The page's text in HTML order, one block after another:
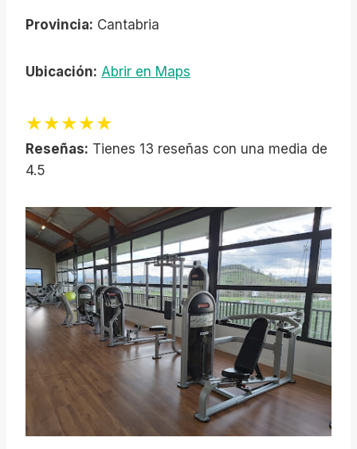
Provincia: Cantabria
Ubicación: Abrir en Maps
★★★★★
Reseñas: Tienes 13 reseñas con una media de
4.5